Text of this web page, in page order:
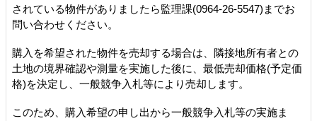
されている物件がありましたら監理課(0964‐26‐5547)までお
問い合わせください。
購入を希望された物件を売却する場合は、隣接地所有者との
土地の境界確認や測量を実施した後に、最低売却価格(予定価
格)を決定し、一般競争入札等により売却します。
このため、購入希望の申し出から一般競争入札等の実施ま